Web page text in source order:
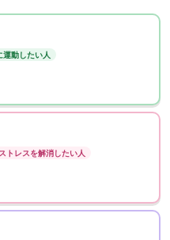
運動したい人
トレスを解消したい人